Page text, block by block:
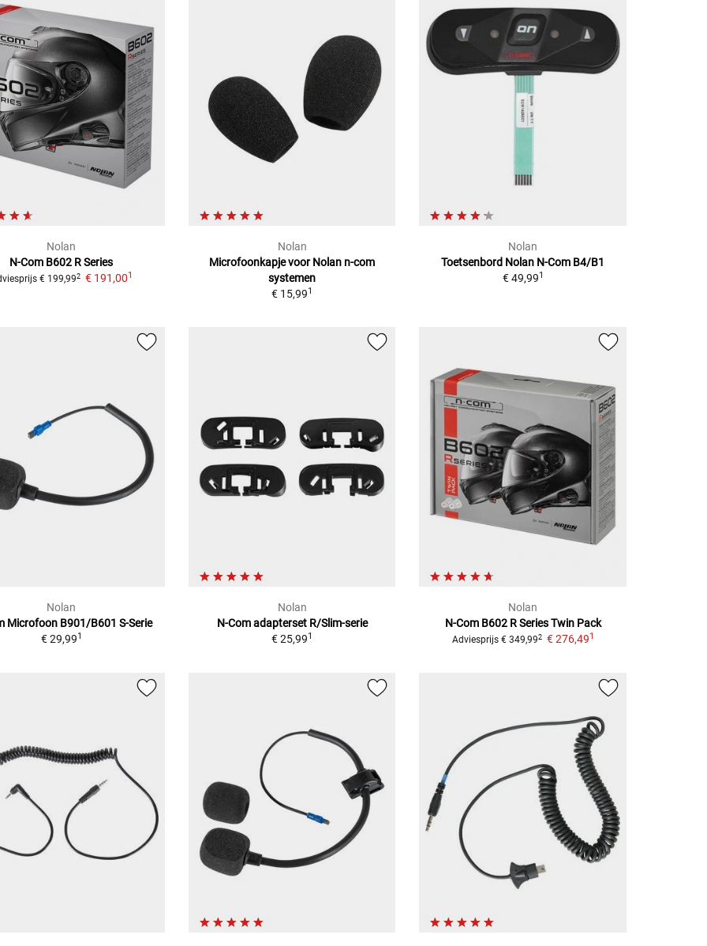
Nolan
N-Com B602 R Series
€ 199,992 € 191,001
Nolan
Microfoonkapje voor Nolan n-com
systemen
€ 15,991
Nolan
Toetsenbord Nolan N-Com B4/B1
€ 49,991
Nolan
Microfoon B901/B601 S-Serie
€ 29,991
Nolan
N-Com adapterset R/Slim-serie
€ 25,991
Nolan
N-Com B602 R Series Twin Pack
Adviesprijs € 349,992 € 276,491